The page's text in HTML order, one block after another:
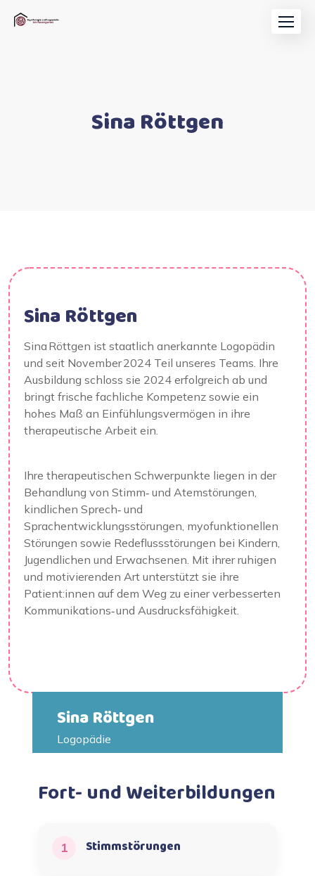
Sina Röttgen
Sina Röttgen
Sina Röttgen ist staatlich anerkannte Logopädin
und seit November 2024 Teil unseres Teams. Ihre
Ausbildung schloss sie 2024 erfolgreich ab und
bringt frische fachliche Kompetenz sowie ein
hohes Maß an Einfühlungsvermögen in ihre
therapeutische Arbeit ein.
Ihre therapeutischen Schwerpunkte liegen in der
Behandlung von Stimm‑ und Atemstörungen,
kindlichen Sprech‑ und
Sprachentwicklungsstörungen, myofunktionellen
Störungen sowie Redeflussstörungen bei Kindern,
Jugendlichen und Erwachsenen. Mit ihrer ruhigen
und motivierenden Art unterstützt sie ihre
Patient:innen auf dem Weg zu einer verbesserten
Kommunikations‑ und Ausdrucksfähigkeit.
Sina Röttgen
Logopädie
Fort- und Weiterbildungen
1 Stimmstörungen